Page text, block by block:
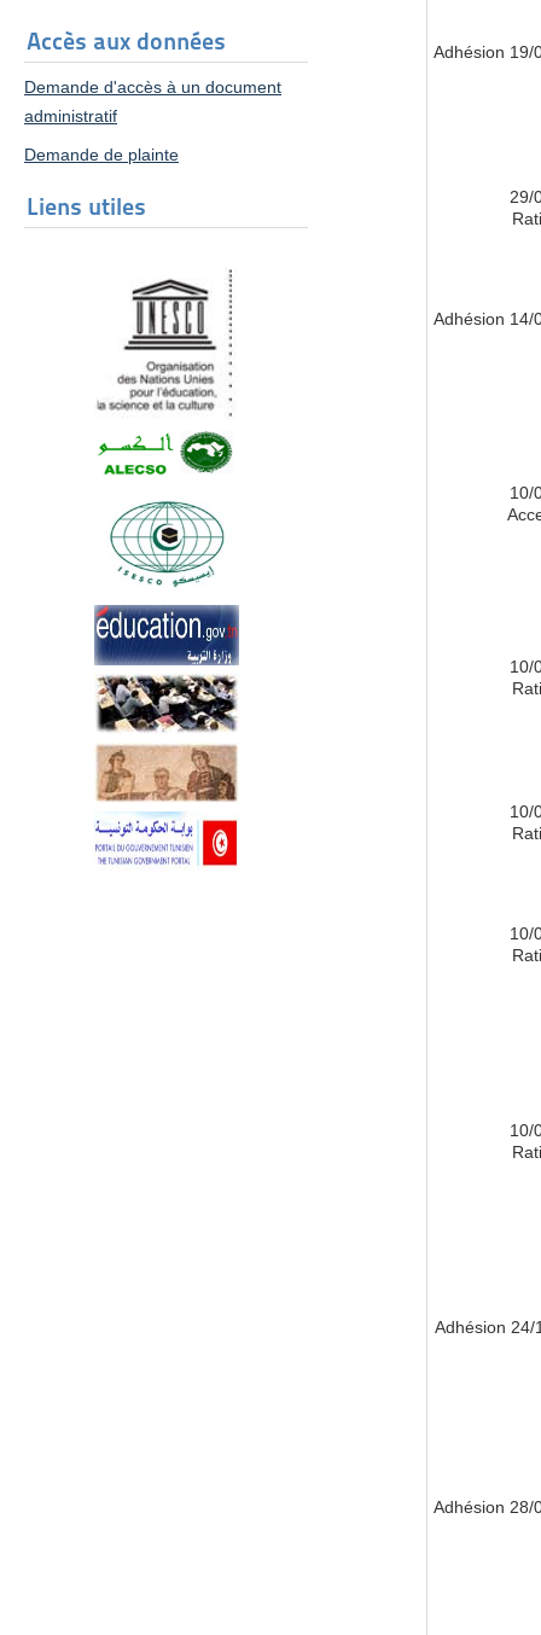
Accès aux données
Demande d'accès à un document
administratif
Demande de plainte
Liens utiles
19/03/
29/
14/05/
10/
10/
10/
10/
10/
24/11/
28/01/